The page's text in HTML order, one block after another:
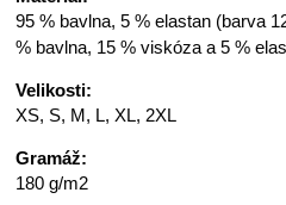
95 % bavlna, 5 % elastan (barva
% bavlna, 15 % viskóza a 5 %
Velikosti:
XS, S, M, L, XL, 2XL
Gramáž:
180 g/m2